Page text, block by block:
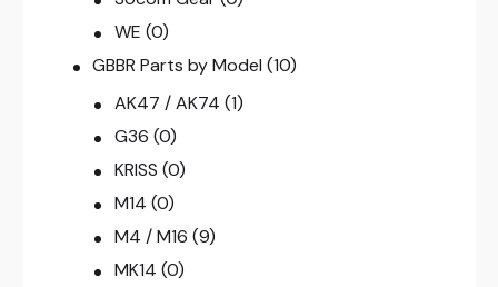
WE (0)
GBBR Parts by Model (10)
AK47 / AK74 (1)
G36 (0)
KRISS (0)
M14 (0)
M4 / M16 (9)
MK14 (0)